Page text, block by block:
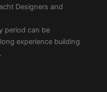
Designers and
period can be
experience building